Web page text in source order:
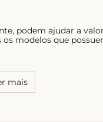
podem ajudar a
modelos que
mais